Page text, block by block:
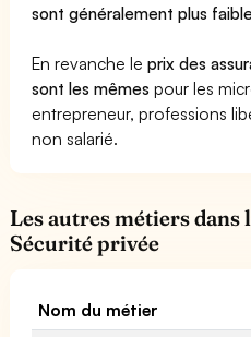
sont généralement plus
En revanche leprix des
sont les mêmes pour les
entrepreneur, professions
non salarié.
Les autres métiers dans
Sécurité privée
Nom du métier